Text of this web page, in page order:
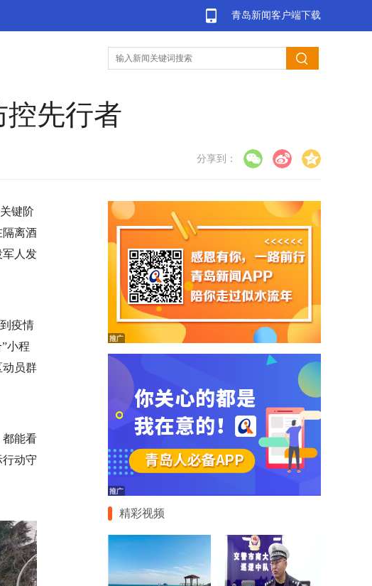
青岛新闻客户端下载
先行者
分享到：
键阶
隔离酒
军人发
疫情
小程
动员群
都能看
动守
精彩视频